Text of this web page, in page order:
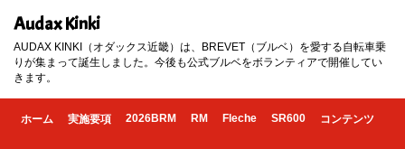
Audax Kinki
AUDAX KINKI（オダックス近畿）は、BREVET（ブルベ）を愛する自転車乗
りが集まって誕生しました。今後も公式ブルベをボランティアで開催してい
きます。
ホーム 実施要項 2026BRM RM Fleche SR600 コンテンツ